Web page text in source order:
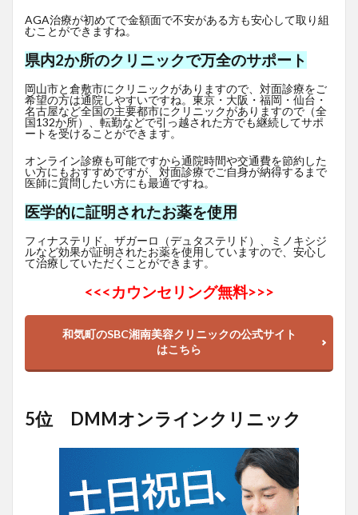
AGA治療が初めてで金額面で不安がある方も安心して取り組
むことができますね。
県内2か所のクリニックで万全のサポート
岡山市と倉敷市にクリニックがありますので、対面診療をご
希望の方は通院しやすいですね。東京・大阪・福岡・仙台・
名古屋など全国の主要都市にクリニックがありますので（全
国132か所）、転勤などで引っ越された方でも継続してサポ
ートを受けることができます。
オンライン診療も可能ですから通院時間や交通費を節約した
い方にもおすすめですが、対面診療でご自身が納得するまで
医師に質問したい方にも最適ですね。
医学的に証明されたお薬を使用
フィナステリド、ザガーロ（デュタステリド）、ミノキシジ
ルなど効果が証明されたお薬を使用していますので、安心し
て治療していただくことができます。
<<<カウンセリング無料>>>
和気町のSBC湘南美容クリニックの公式サイト
はこちら
5位 DMMオンラインクリニック